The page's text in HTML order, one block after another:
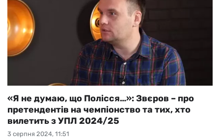
3 серпня 2024, 11:51
«Я не думаю, що Полісся…»: Звєров – про
претендентів на чемпіонство та тих, хто
вилетить з УПЛ 2024/25